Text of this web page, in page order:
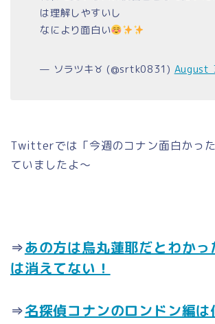
は理解しやすいし
なにより面白い
— ソラツキ♉︎ (@srtk0831) August
Twitterでは「今週のコナン面白かっ
ていましたよ～
⇒あの方は烏丸蓮耶だとわか
は消えてない！
⇒名探偵コナンのロンドン編は